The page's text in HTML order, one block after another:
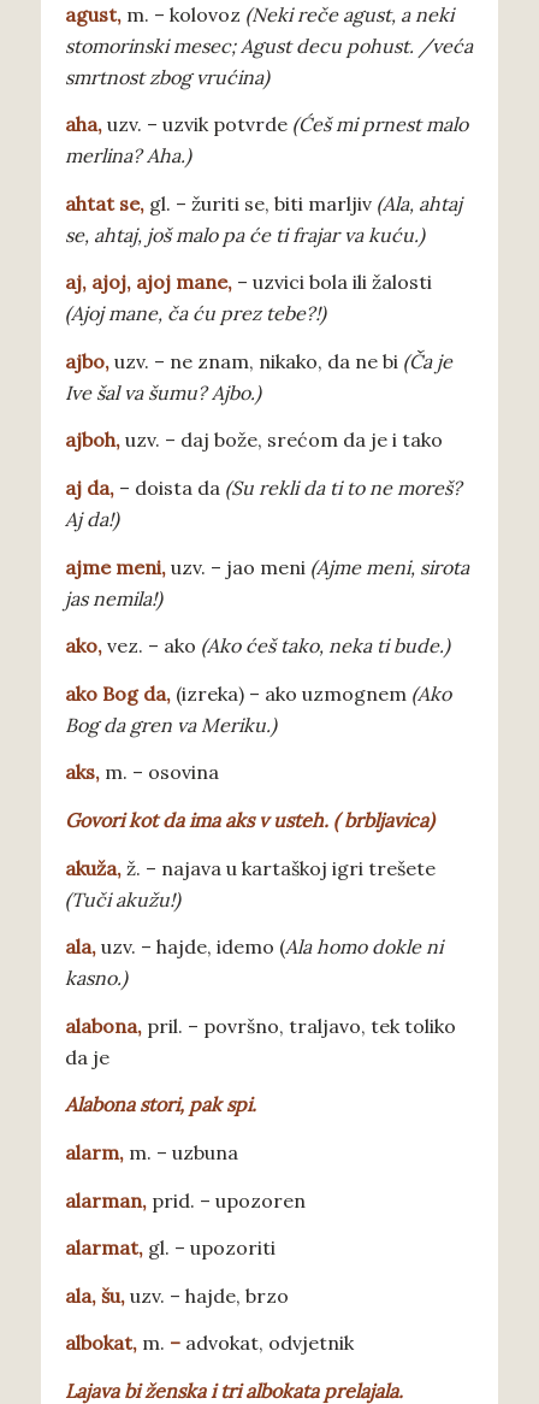
agust, m. – kolovoz (Neki reče agust, a neki
stomorinski mesec; Agust decu pohust. /veća
smrtnost zbog vrućina)
aha,uzv. – uzvik potvrde (Ćeš mi prnest malo
merlina? Aha.)
ahtat se, gl. – žuriti se, biti marljiv (Ala, ahtaj
se, ahtaj, još malo pa će ti frajar va kuću.)
aj, ajoj, ajoj mane, – uzvici bola ili žalosti
(Ajoj mane, ča ću prez tebe?!)
ajbo, uzv. – ne znam, nikako, da ne bi (Ča je
Ive šal va šumu? Ajbo.)
ajboh,uzv. – daj bože, srećom da je i tako
aj da, – doista da (Su rekli da ti to ne moreš?
Aj da!)
ajme meni, uzv. – jao meni (Ajme meni, sirota
jas nemila!)
ako,vez. – ako (Ako ćeš tako, neka ti bude.)
ako Bog da, (izreka) – ako uzmognem (Ako
Bog da gren va Meriku.)
aks,m. – osovina
Govori kot da ima aks v usteh. ( brbljavica)
akuža, ž. – najava u kartaškoj igri trešete
(Tuči akužu!)
ala,uzv. – hajde, idemo (Ala homo dokle ni
kasno.)
alabona, pril. – površno, traljavo, tek toliko
da je
Alabona stori, pak spi.
alarm,m. – uzbuna
alarman, prid. – upozoren
alarmat,gl. – upozoriti
ala, šu, uzv. – hajde, brzo
albokat,m. –advokat, odvjetnik
Lajava bi ženska i tri albokata prelajala.